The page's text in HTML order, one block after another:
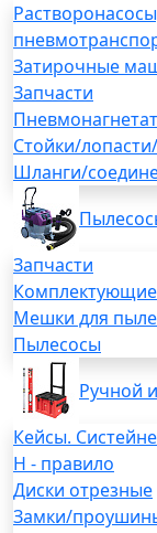
Затирочные
Запчасти
Стойки/
Шланги/
Запчасти
Комплектующие
Мешки для
Пылесосы
Ручной
Кейсы.
H - правило
Диски отрезные
Замки/